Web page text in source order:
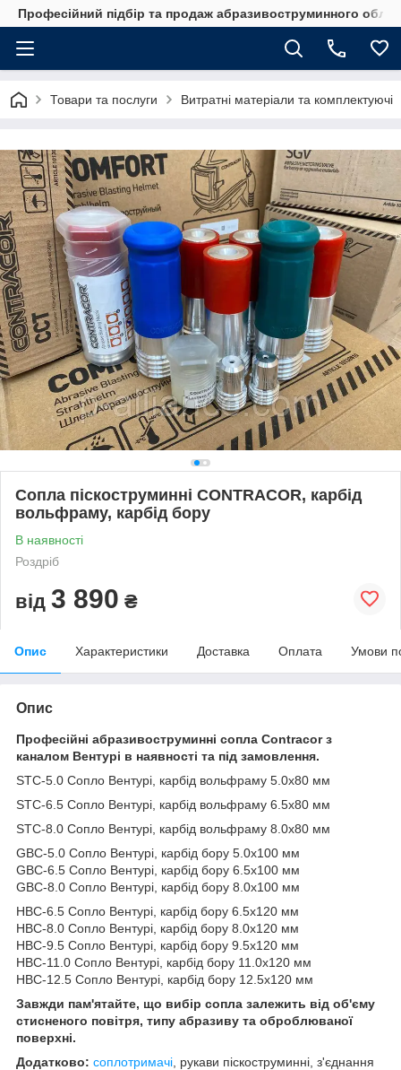
Професійний підбір та продаж абразивоструминного
Товари та послуги Витратні матеріали та комплектуючі
Сопла піскоструминні CONTRACOR, карбід
вольфраму, карбід бору
В наявності
Роздріб
від 3 890 ₴
Опис Характеристики Доставка Оплата Умови
Опис
Професійні абразивоструминні сопла Contracor з
каналом Вентурі в наявності та під замовлення.
STC-5.0 Сопло Вентурі, карбід вольфраму 5.0х80 мм
STC-6.5 Сопло Вентурі, карбід вольфраму 6.5х80 мм
STC-8.0 Сопло Вентурі, карбід вольфраму 8.0х80 мм
GBC-5.0 Сопло Вентурі, карбід бору 5.0x100 мм
GBC-6.5 Сопло Вентурі, карбід бору 6.5x100 мм
GBC-8.0 Сопло Вентурі, карбід бору 8.0x100 мм
HBC-6.5 Сопло Вентурі, карбід бору 6.5x120 мм
HBC-8.0 Сопло Вентурі, карбід бору 8.0x120 мм
HBC-9.5 Сопло Вентурі, карбід бору 9.5x120 мм
HBC-11.0 Сопло Вентурі, карбід бору 11.0x120 мм
HBC-12.5 Сопло Вентурі, карбід бору 12.5x120 мм
Завжди пам'ятайте, що вибір сопла залежить від об'єму
стисненого повітря, типу абразиву та оброблюваної
поверхні.
Додатково: соплотримачі , рукави піскоструминні, з'єднання